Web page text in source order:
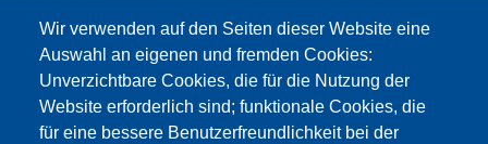
Wir verwenden auf den Seiten dieser Website eine
Auswahl an eigenen und fremden Cookies:
Unverzichtbare Cookies, die für die Nutzung der
Website erforderlich sind; funktionale Cookies, die
für eine bessere Benutzerfreundlichkeit bei der
info@testing.de